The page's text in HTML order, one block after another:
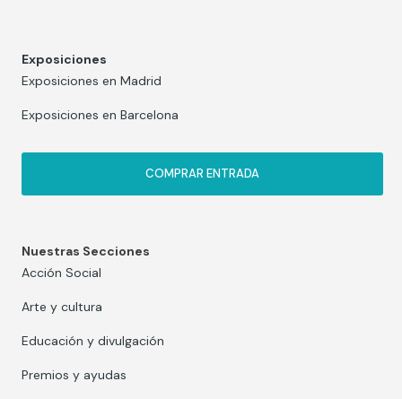
Exposiciones
Exposiciones en Madrid
Exposiciones en Barcelona
COMPRAR ENTRADA
Nuestras Secciones
Acción Social
Arte y cultura
Educación y divulgación
Premios y ayudas